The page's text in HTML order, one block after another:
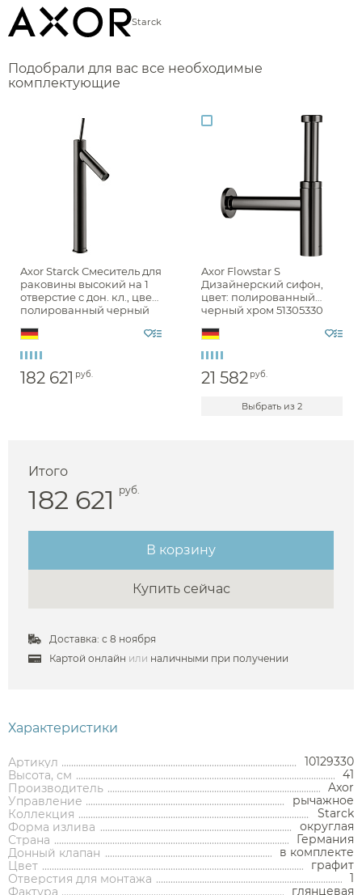
Каталог
Аксессуары
Мебель для ванной
Смесители
Аксессуары
Ершики
Полки и корзины
Полки для полотенец
Мебель для ванной комнаты
Тумбы под раковину
Смесители
Смесители для раковины
Смесители для раковины встраиваемые
Раковины
Смесители встраиваемые для душа и ванны
Смесители накладные для душа и ванны
Гигиенические души
Мойки и аксессуары
Кухонные мойки
Трапы и сливы
Starck
Подобрали для вас все необходимые
комплектующие
Axor Starck Смеситель для
раковины высокий на 1
отверстие с дон. кл., цвет:
полированный черный
182 621 руб.
Axor Flowstar S
Дизайнерский сифон,
цвет: полированный
черный хром 51305330
21 582 руб.
Выбрать из 2
Итого
182 621 руб.
В корзину
Купить сейчас
Доставка: с 8 ноября
Картой онлайн или наличными при получении
Характеристики
Артикул
10129330
Высота, см
41
Производитель
Axor
Управление
рычажное
Коллекция
Starck
Форма излива
округлая
Страна
Германия
Донный клапан
в комплекте
Цвет
графит
Отверстия для монтажа
1
Фактура
глянцевая